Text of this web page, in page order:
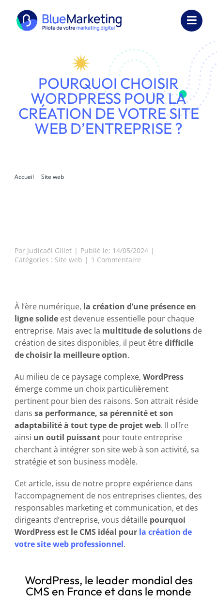
contenu
Formations
Externalisation
Réalisations
Société
POURQUOI CHOISIR
WORDPRESS POUR LA
CRÉATION DE VOTRE SITE
WEB D’ENTREPRISE ?
Accueil
Site web
Par Judicaël Gillet | Publié le: 14/05/2024 |
Catégories : Site web | 1 Commentaireon
la
création
de
votre
site
À l’ère numérique, la création d’une présence en
ligne solideest devenue essentielle pour chaque
entreprise. Mais avec la multitude de solutions de
création de sites disponibles, il peut êtredifficile
de choisir la meilleure option.
Au milieu de ce paysage complexe, WordPress
émerge comme un choix particulièrement
pertinent pour bien des raisons. Son attrait réside
dans sa performance, sa pérennité et son
adaptabilité à tout type de projet web. Il offre
ainsi un outil puissantpour toute entreprise
cherchant à intégrer son site web à son activité, sa
stratégie et son business modèle.
Cet article, issu de notre propre expérience dans
l’accompagnement de nos entreprises clientes, des
responsables marketing et communication, et des
dirigeants d’entreprise, vous détaillepourquoi
WordPress est le CMS idéal pour la création de
votre site web professionnel.
WordPress, le leader mondial des
CMS en France et dans le monde